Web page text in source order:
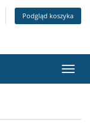
Podgląd koszyka